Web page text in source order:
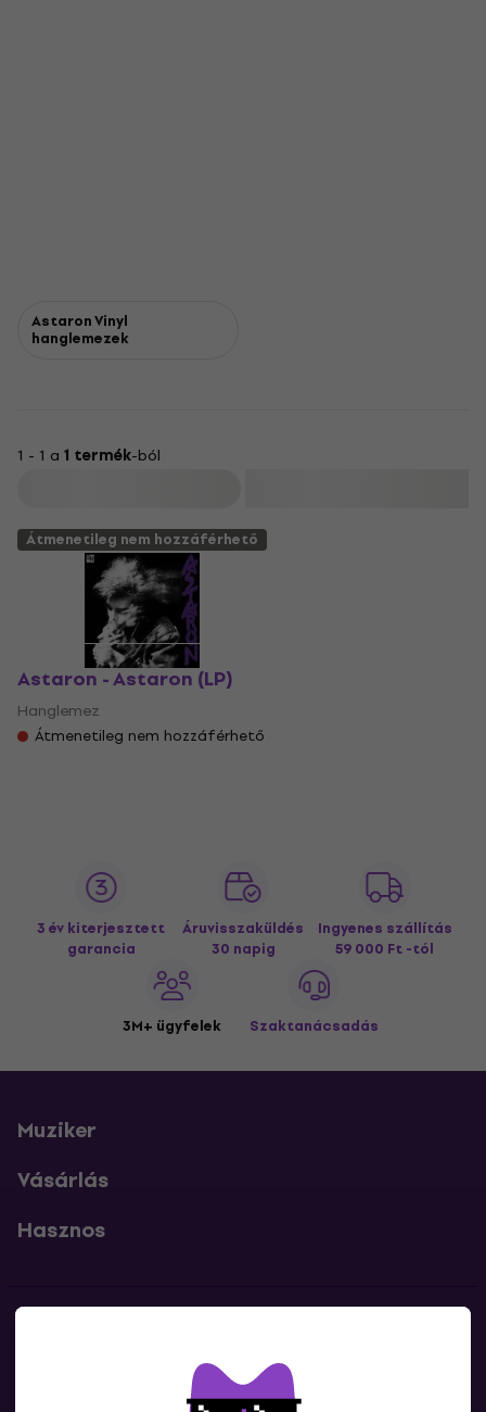
Astaron Vinyl
hanglemezek
1 - 1 a 1 termék-ból
Átmenetileg nem hozzáférhető
Astaron - Astaron (LP)
Hanglemez
Átmenetileg nem hozzáférhető
3 év kiterjesztett
garancia
Áruvisszaküldés
30 napig
Ingyenes szállítás
59 000 Ft -tól
3M+ ügyfelek Szaktanácsadás
Muziker
Vásárlás
Hasznos
Lépj kapcsolatba velünk